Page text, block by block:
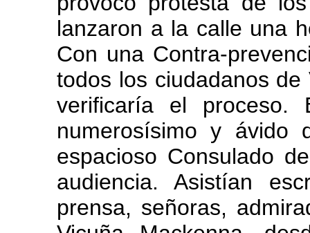
lanzaron a la calle una
Con una Contra-
todos los ciudadanos
verificaría el
numerosísimo y ávido
espacioso Consulado
audiencia. Asistían
prensa, señoras,